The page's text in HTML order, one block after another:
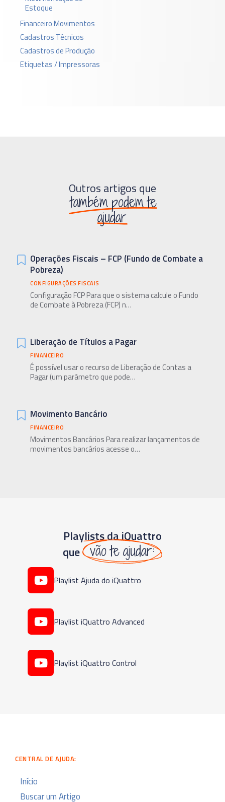
Estoque
Financeiro Movimentos
Cadastros Técnicos
Cadastros de Produção
Etiquetas / Impressoras
Outros artigos que
também podem te
ajudar
Operações Fiscais – FCP (Fundo de Combate a
Pobreza)
CONFIGURAÇÕES FISCAIS
Configuração FCP Para que o sistema calcule o Fundo
de Combate à Pobreza (FCP) n…
Liberação de Títulos a Pagar
FINANCEIRO
É possível usar o recurso de Liberação de Contas a
Pagar (um parâmetro que pode…
Movimento Bancário
FINANCEIRO
Movimentos Bancários Para realizar lançamentos de
movimentos bancários acesse o…
Playlists da iQuattro
que vão te ajudar:
Playlist Ajuda do iQuattro
Playlist iQuattro Advanced
Playlist iQuattro Control
CENTRAL DE AJUDA:
Início
Buscar um Artigo